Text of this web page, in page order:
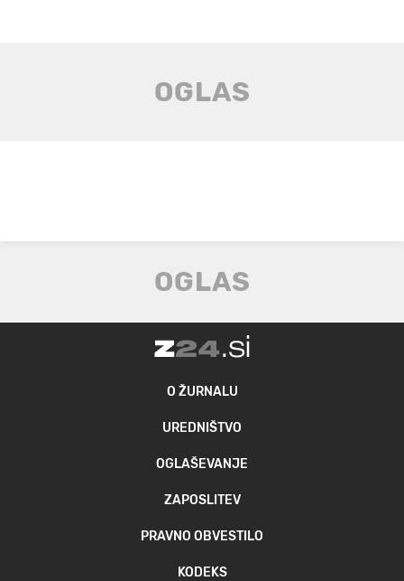
O ŽURNALU
UREDNIŠTVO
OGLAŠEVANJE
ZAPOSLITEV
PRAVNO OBVESTILO
KODEKS